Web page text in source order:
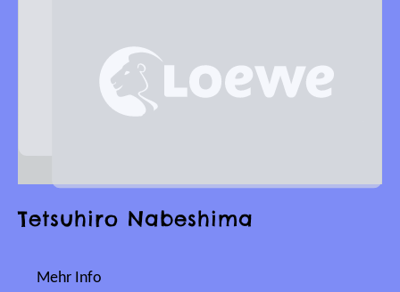
Tetsuhiro Nabeshima
Mehr Info